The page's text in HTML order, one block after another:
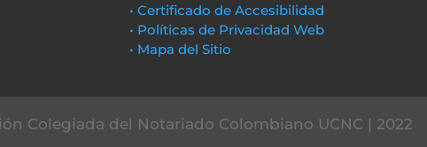
• Certificado de Accesibilidad
• Políticas de Privacidad Web
• Mapa del Sitio
Colegiada del Notariado Colombiano UCNC | 2022